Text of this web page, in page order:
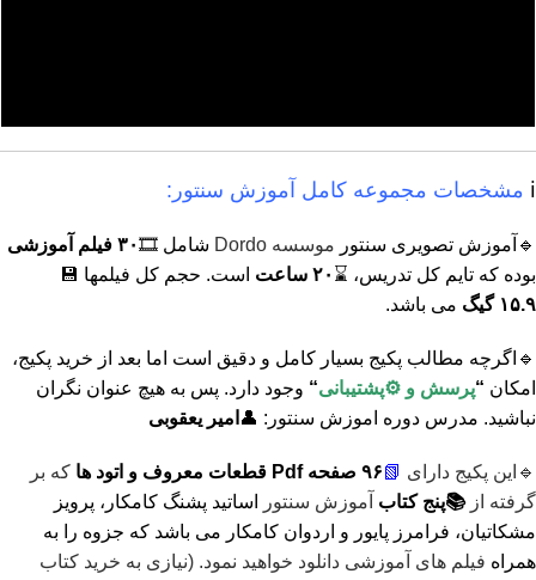
ℹ️ مشخصات مجموعه کامل آموزش سنتور:
🔹آموزش تصویری سنتور موسسه Dordo شامل 🎞️۳۰ فیلم آموزشی
بوده که تایم کل تدریس، ⌛ ۲۰ ساعت
است. حجم کل فیلمها 💾
۱۵.۹ گیگ
می باشد.
🔹اگرچه مطالب پکیج بسیار کامل و دقیق است اما بعد از خرید پکیج،
امکان “پرسش و ⚙️پشتیبانی“ وجود دارد. پس به هیچ عنوان نگران
نباشید. مدرس دوره اموزش سنتور: 👤 امیر یعقوبی
🔹این پکیج دارای 📗۹۶ صفحه Pdf قطعات معروف و اتود ها
که بر
گرفته از 📚پنج کتاب آموزش سنتور
اساتید پشنگ کامکار، پرویز
مشکاتیان، فرامرز پایور و اردوان کامکار می باشد که جزوه را به
همراه فیلم های آموزشی دانلود خواهید نمود. (نیازی به خرید کتاب